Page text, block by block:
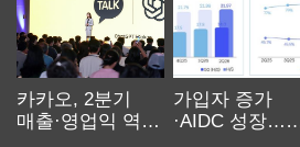
카카오, 2분기
매출·영업익 역대
가입자 증가
·AIDC 성장…